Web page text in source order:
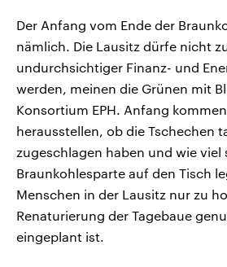
Der Anfang vom Ende der
nämlich. Die Lausitz dürfe nicht
undurchsichtiger Finanz- und
werden, meinen die Grünen mit
Konsortium EPH. Anfang
herausstellen, ob die Tschechen
zugeschlagen haben und wie viel
Braunkohlesparte auf den Tisch
Menschen in der Lausitz nur zu
Renaturierung der Tagebaue
eingeplant ist.